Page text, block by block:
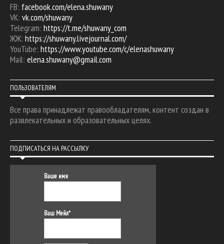
FB: facebook.com/elena.shuwany
VK: vk.com/shuwany
Telegram: https://t.me/shuwany_com
ЖЖ: https://shuwany.livejournal.com/
YouTube: https://www.youtube.com/c/elenashuwany
Mail: elena.shuwany@gmail.com
ПОЛЬЗОВАТЕЛЯМ
Все права принадлежат правообладателям, контент создан в
развлекательных и образовательных целях.
ПОДПИСАТЬСЯ НА РАССЫЛКУ
Ваше имя
Ваш Мейл*